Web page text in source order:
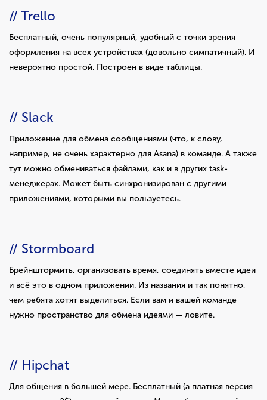
// Trello
Бесплатный, очень популярный, удобный с точки зрения
оформления на всех устройствах (довольно симпатичный). И
невероятно простой. Построен в виде таблицы.
// Slack
Приложение для обмена сообщениями (что, к слову,
например, не очень характерно для Asana) в команде. А также
тут можно обмениваться файлами, как и в других task-
менеджерах. Может быть синхронизирован с другими
приложениями, которыми вы пользуетесь.
// Stormboard
Брейнштормить, организовать время, соединять вместе идеи
и всё это в одном приложении. Из названия и так понятно,
чем ребята хотят выделиться. Если вам и вашей команде
нужно пространство для обмена идеями — ловите.
// Hipchat
Для общения в большей мере. Бесплатный (а платная версия